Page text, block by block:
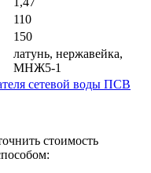
110
150
латунь, нержавейка,
МНЖ5-1
сетевой воды ПСВ
стоимость